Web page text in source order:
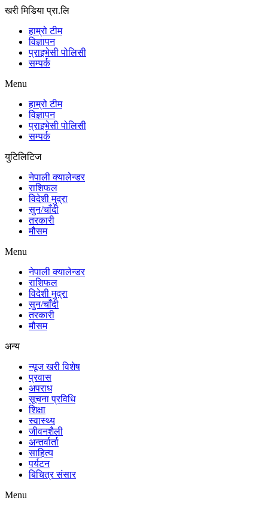
खरी मिडिया प्रा.लि
हाम्रो टीम
विज्ञापन
प्राइभेसी पोलिसी
सम्पर्क
Menu
हाम्रो टीम
विज्ञापन
प्राइभेसी पोलिसी
सम्पर्क
युटिलिटिज
नेपाली क्यालेन्डर
राशिफल
विदेशी मुद्रा
सुन/चाँदी
तरकारी
मौसम
Menu
नेपाली क्यालेन्डर
राशिफल
विदेशी मुद्रा
सुन/चाँदी
तरकारी
मौसम
अन्य
न्यूज खरी विशेष
प्रवास
अपराध
सूचना प्रविधि
शिक्षा
स्वास्थ्य
जीवनशैली
अन्तर्वार्ता
साहित्य
पर्यटन
बिचित्र संसार
Menu